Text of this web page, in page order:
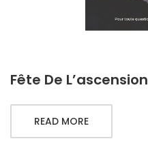
Fête De L’ascension
READ MORE